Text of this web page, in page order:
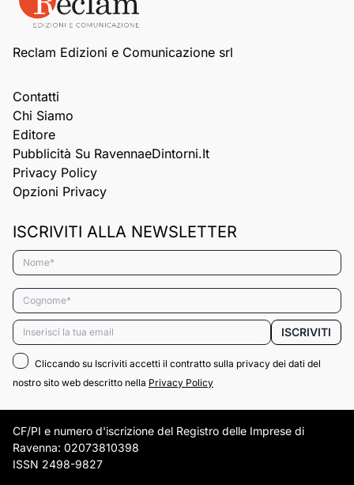
Reclam Edizioni e Comunicazione srl
Contatti
Chi Siamo
Editore
Pubblicità Su RavennaeDintorni.it
Privacy Policy
Opzioni Privacy
ISCRIVITI ALLA NEWSLETTER
Nome*
Cognome*
Email* ISCRIVITI
Cliccando su Iscriviti accetti il contratto sulla privacy dei dati del
nostro sito web descritto nella Privacy Policy
CF/PI e numero d'iscrizione del Registro delle Imprese di
Ravenna: 02073810398
ISSN 2498-9827